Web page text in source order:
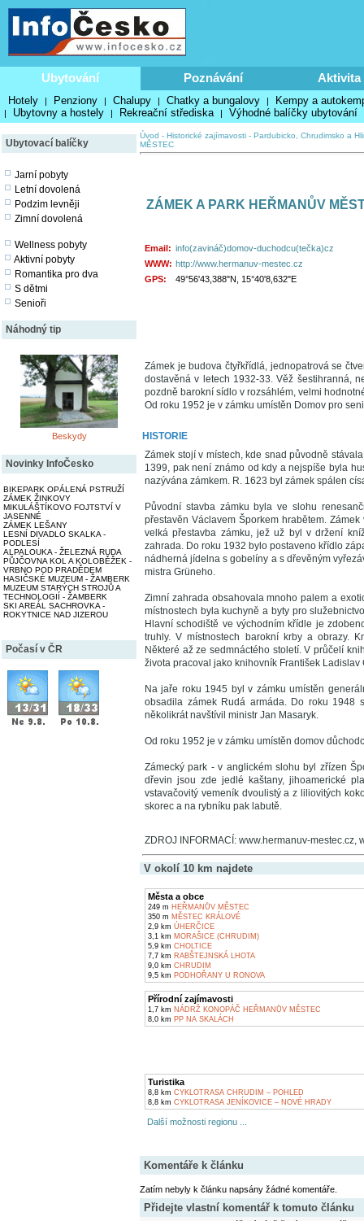
Ubytování Poznávání Aktivita
Hotely | Penziony | Chalupy | Chatky a bungalovy | Kempy a
| Ubytovny a hostely | Rekreační střediska | Výhodné balíčky ubytování
Ubytovací balíčky
Jarní pobyty
Letní dovolená
Podzim levněji
Zimní dovolená
Wellness pobyty
Aktivní pobyty
Romantika pro dva
S dětmi
Senioři
Náhodný tip
Beskydy
Novinky InfoČesko
BIKEPARK OPÁLENÁ PSTRUŽÍ
ZÁMEK ŽINKOVY
MIKULÁŠTÍKOVO FOJTSTVÍ V
JASENNÉ
ZÁMEK LEŠANY
LESNÍ DIVADLO SKALKA -
PODLESÍ
ALPALOUKA - ŽELEZNÁ RUDA
PŮJČOVNA KOL A KOLOBĚŽEK -
VRBNO POD PRADĚDEM
HASIČSKÉ MUZEUM - ŽAMBERK
MUZEUM STARÝCH STROJŮ A
TECHNOLOGIÍ - ŽAMBERK
SKI AREÁL SACHROVKA -
ROKYTNICE NAD JIZEROU
Počasí v ČR
Úvod - Historické zajímavosti - Pardubicko, Chrudimsko a
MĚSTEC
ZÁMEK A PARK HEŘMANŮV
Email: info(zavináč)domov-duchodcu(tečka)cz
WWW: http://www.hermanuv-mestec.cz
GPS:
49°56'43,388"N, 15°40'8,632"E
Zámek je budova čtyřkřídlá, jednopatrová se
dostavěná v letech 1932-33. Věž šestihranná,
pozdně barokní sídlo v rozsáhlém, velmi
Od roku 1952 je v zámku umístěn Domov pro
HISTORIE
Zámek stojí v místech, kde snad původně
1399, pak není známo od kdy a nejspíše byla
nazývána zámkem. R. 1623 byl zámek spálen
Původní stavba zámku byla ve slohu
přestavěn Václavem Šporkem hrabětem.
velká přestavba zámku, jež už byl v držení
zahrada. Do roku 1932 bylo postaveno křídlo
nádherná jídelna s gobelíny a s dřevěným
mistra Grüneho.
Zimní zahrada obsahovala mnoho palem a
místnostech byla kuchyně a byty pro
Hlavní schodiště ve východním křídle je
truhly. V místnostech barokní krby a obrazy.
Některé až ze sedmnáctého století. V průčelí
života pracoval jako knihovník František
Na jaře roku 1945 byl v zámku umístěn
obsadila zámek Rudá armáda. Do roku 1948
několikrát navštívil ministr Jan Masaryk.
Od roku 1952 je v zámku umístěn domov
Zámecký park - v anglickém slohu byl zřízen
dřevin jsou zde jedlé kaštany, jihoamerické
vstavačovitý vemeník dvoulistý a z liliovitých
skorec a na rybníku pak labutě.
ZDROJ INFORMACÍ: www.hermanuv-mestec.cz,
V okolí 10 km najdete
Města a obce
249 m HEŘMANŮV MĚSTEC
350 m MĚSTEC KRÁLOVÉ
2,9 km ÚHERČICE
3,1 km MORAŠICE (CHRUDIM)
5,9 km CHOLTICE
7,7 km RABŠTEJNSKÁ LHOTA
9,0 km CHRUDIM
9,5 km PODHOŘANY U RONOVA
Přírodní zajímavosti
1,7 km NÁDRŽ KONOPÁČ HEŘMANŮV MĚSTEC
8,0 km PP NA SKALÁCH
Turistika
8,8 km CYKLOTRASA CHRUDIM – POHLED
8,8 km CYKLOTRASA JENÍKOVICE – NOVÉ HRADY
Další možnosti regionu ...
Komentáře k článku
Zatím nebyly k článku napsány žádné komentáře.
Přidejte vlastní komentář k tomuto článku